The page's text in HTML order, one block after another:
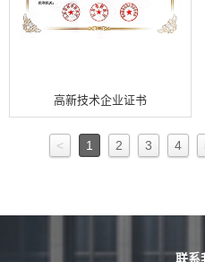
高新技术企业证书
< 1 2 3 4
联系